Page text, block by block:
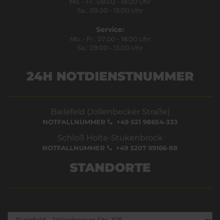
Sa.: 09.00 - 13.00 Uhr
Service:
Mo. - Fr.: 07.00 - 18.00 Uhr
Sa.: 09.00 - 13.00 Uhr
24H NOTDIENSTNUMMER
Bielefeld (Jöllenbecker Straße)
NOTFALLNUMMER +49 521 98654-333
Schloß Holte-Stukenbrock
NOTFALLNUMMER +49 5207 99166-88
STANDORTE